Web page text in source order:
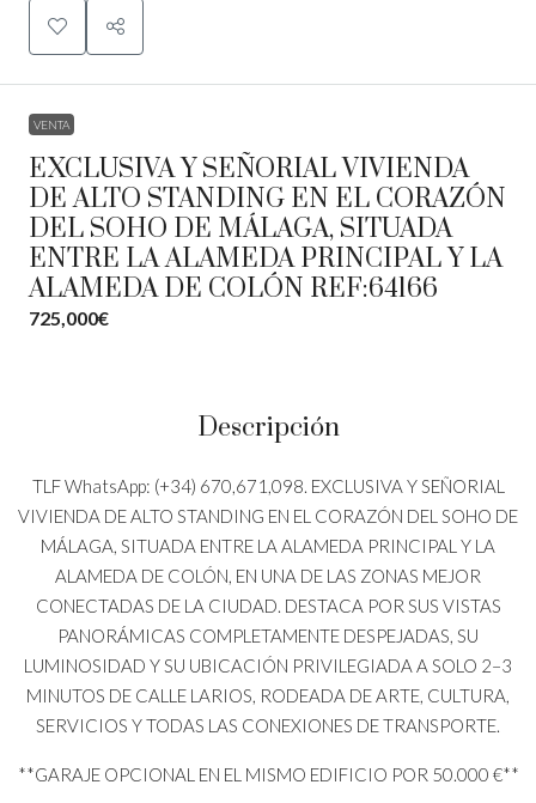
VENTA
EXCLUSIVA Y SEÑORIAL VIVIENDA
DE ALTO STANDING EN EL CORAZÓN
DEL SOHO DE MÁLAGA, SITUADA
ENTRE LA ALAMEDA PRINCIPAL Y LA
ALAMEDA DE COLÓN REF:64166
725,000€
Descripción
TLF WhatsApp: (+34) 670,671,098. EXCLUSIVA Y SEÑORIAL
VIVIENDA DE ALTO STANDING EN EL CORAZÓN DEL SOHO DE
MÁLAGA, SITUADA ENTRE LA ALAMEDA PRINCIPAL Y LA
ALAMEDA DE COLÓN, EN UNA DE LAS ZONAS MEJOR
CONECTADAS DE LA CIUDAD. DESTACA POR SUS VISTAS
PANORÁMICAS COMPLETAMENTE DESPEJADAS, SU
LUMINOSIDAD Y SU UBICACIÓN PRIVILEGIADA A SOLO 2–3
MINUTOS DE CALLE LARIOS, RODEADA DE ARTE, CULTURA,
SERVICIOS Y TODAS LAS CONEXIONES DE TRANSPORTE.
**GARAJE OPCIONAL EN EL MISMO EDIFICIO POR 50.000 €**